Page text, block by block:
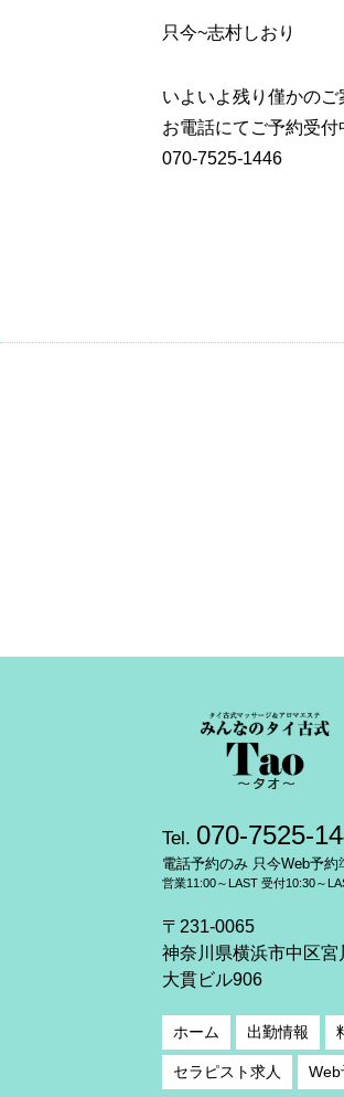
只今~志村しおり
いよいよ残り僅かのご
お電話にてご予約受付
070-7525-1446
Tel. 070-7525-
電話予約のみ 只今Web予約
営業11:00～LAST 受付10:30～
〒231-0065
神奈川県横浜市中区宮
大貫ビル906
ホーム 出勤情報
セラピスト求人 Web